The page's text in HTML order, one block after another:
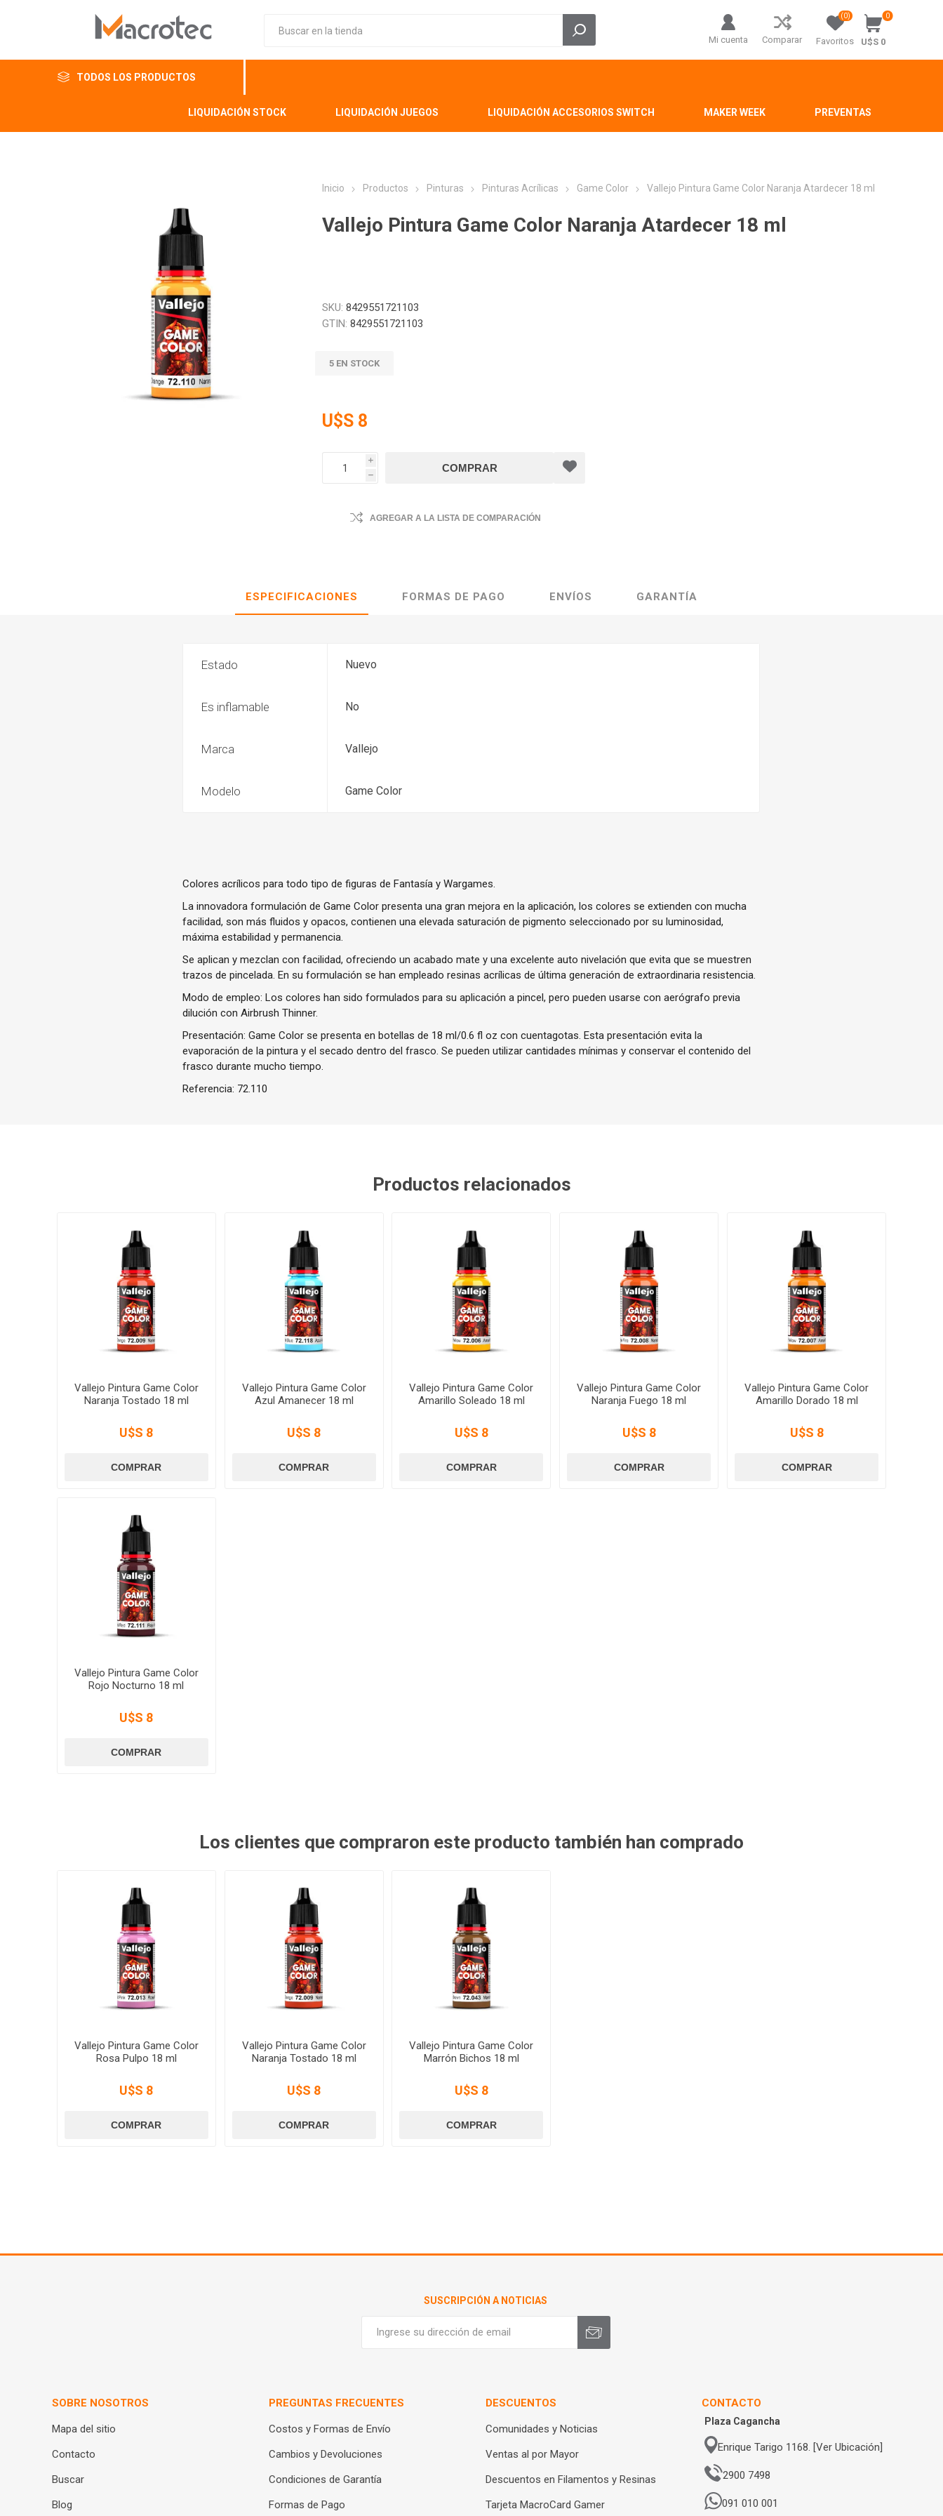
Mi cuenta Comparar Favoritos
(0) 0
U$S 0
TODOS LOS PRODUCTOS
LIQUIDACIÓN STOCK LIQUIDACIÓN JUEGOS LIQUIDACIÓN ACCESORIOS SWITCH MAKER WEEK PREVENTAS
Inicio Productos Pinturas Pinturas Acrílicas Game Color Vallejo Pintura Game Color Naranja Atardecer 18 ml
Vallejo Pintura Game Color Naranja Atardecer 18 ml
SKU: 8429551721103
GTIN: 8429551721103
5 EN STOCK
U$S 8
i
h
AGREGAR A LA LISTA DE COMPARACIÓN
ESPECIFICACIONES FORMAS DE PAGO ENVÍOS GARANTÍA
Estado Nuevo
Es inflamable No
Marca Vallejo
Modelo Game Color
Colores acrílicos para todo tipo de figuras de Fantasía y Wargames.
La innovadora formulación de Game Color presenta una gran mejora en la aplicación, los colores se extienden con mucha
facilidad, son más fluidos y opacos, contienen una elevada saturación de pigmento seleccionado por su luminosidad,
máxima estabilidad y permanencia.
Se aplican y mezclan con facilidad, ofreciendo un acabado mate y una excelente auto nivelación que evita que se muestren
trazos de pincelada. En su formulación se han empleado resinas acrílicas de última generación de extraordinaria resistencia.
Modo de empleo: Los colores han sido formulados para su aplicación a pincel, pero pueden usarse con aerógrafo previa
dilución con Airbrush Thinner.
Presentación: Game Color se presenta en botellas de 18 ml/0.6 fl oz con cuentagotas. Esta presentación evita la
evaporación de la pintura y el secado dentro del frasco. Se pueden utilizar cantidades mínimas y conservar el contenido del
frasco durante mucho tiempo.
Referencia: 72.110
Productos relacionados
Vallejo Pintura Game Color
Naranja Tostado 18 ml
U$S 8
Vallejo Pintura Game Color
Azul Amanecer 18 ml
U$S 8
Vallejo Pintura Game Color
Amarillo Soleado 18 ml
U$S 8
Vallejo Pintura Game Color
Naranja Fuego 18 ml
U$S 8
Vallejo Pintura Game Color
Amarillo Dorado 18 ml
U$S 8
Vallejo Pintura Game Color
Rojo Nocturno 18 ml
U$S 8
Los clientes que compraron este producto también han comprado
Vallejo Pintura Game Color
Rosa Pulpo 18 ml
U$S 8
Vallejo Pintura Game Color
Naranja Tostado 18 ml
U$S 8
Vallejo Pintura Game Color
Marrón Bichos 18 ml
U$S 8
SUSCRIPCIÓN A NOTICIAS
SOBRE NOSOTROS
Mapa del sitio
Contacto
Buscar
Blog
PREGUNTAS FRECUENTES
Costos y Formas de Envío
Cambios y Devoluciones
Condiciones de Garantía
Formas de Pago
DESCUENTOS
Comunidades y Noticias
Ventas al por Mayor
Descuentos en Filamentos y Resinas
Tarjeta MacroCard Gamer
CONTACTO
Plaza Cagancha
Enrique Tarigo 1168. [Ver Ubicación]
2900 7498
091 010 001